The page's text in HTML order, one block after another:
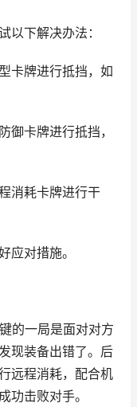
以下解决办法：
卡牌进行抵挡，如
御卡牌进行抵挡，
消耗卡牌进行干
应对措施。
的一局是面对对方
现装备出错了。后
远程消耗，配合机
功击败对手。